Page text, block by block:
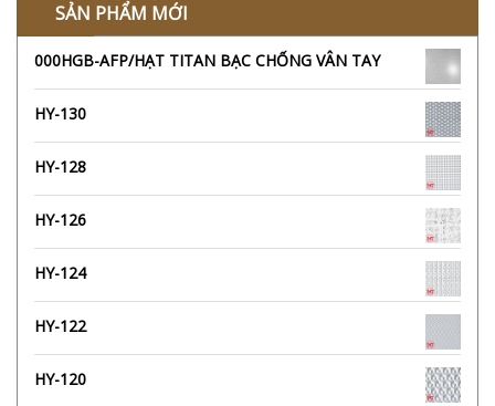
SẢN PHẨM MỚI
000HGB-AFP/HẠT TITAN BẠC CHỐNG VÂN TAY
HY-130
HY-128
HY-126
HY-124
HY-122
HY-120